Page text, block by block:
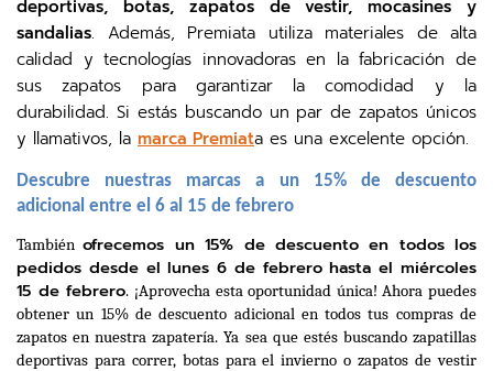
deportivas, botas, zapatos de vestir, mocasines y
sandalias. Además, Premiata utiliza materiales de alta
calidad y tecnologías innovadoras en la fabricación de
sus zapatos para garantizar la comodidad y la
durabilidad. Si estás buscando un par de zapatos únicos
y llamativos, la marca Premiata es una excelente opción.
Descubre nuestras marcas a un 15% de descuento
adicional entre el 6 al 15 de febrero
También ofrecemos un 15% de descuento en todos los
pedidos desde el lunes 6 de febrero hasta el miércoles
15 de febrero. ¡Aprovecha esta oportunidad única! Ahora puedes
obtener un 15% de descuento adicional en todos tus compras de
zapatos en nuestra zapatería. Ya sea que estés buscando zapatillas
deportivas para correr, botas para el invierno o zapatos de vestir